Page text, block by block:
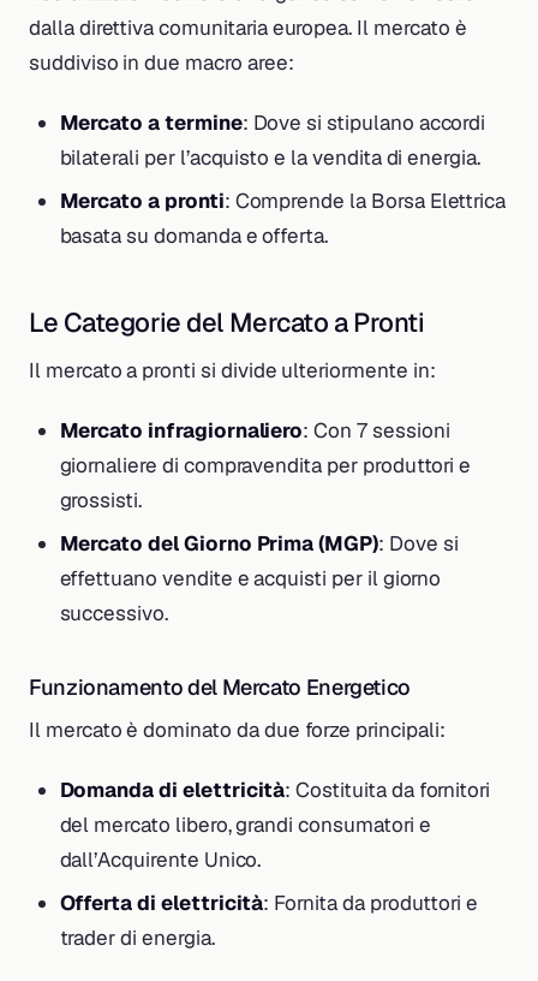
dalla direttiva comunitaria europea. Il mercato è
suddiviso in due macro aree:
Mercato a termine: Dove si stipulano accordi
bilaterali per l’acquisto e la vendita di energia.
Mercato a pronti: Comprende la Borsa Elettrica
basata su domanda e offerta.
Le Categorie del Mercato a Pronti
Il mercato a pronti si divide ulteriormente in:
Mercato infragiornaliero: Con 7 sessioni
giornaliere di compravendita per produttori e
grossisti.
Mercato del Giorno Prima (MGP): Dove si
effettuano vendite e acquisti per il giorno
successivo.
Funzionamento del Mercato Energetico
Il mercato è dominato da due forze principali:
Domanda di elettricità: Costituita da fornitori
del mercato libero, grandi consumatori e
dall’Acquirente Unico.
Offerta di elettricità: Fornita da produttori e
trader di energia.